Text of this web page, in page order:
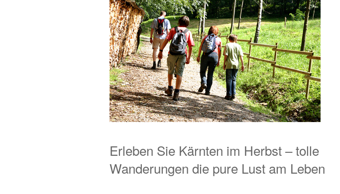
Erleben Sie Kärnten im Herbst – tolle
Wanderungen die pure Lust am Leben